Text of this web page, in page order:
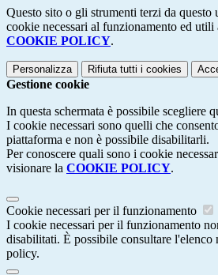
Questo sito o gli strumenti terzi da
cookie necessari al funzionamento ed
COOKIE POLICY.
Personalizza Rifiuta tutti i cookies
Gestione cookie
In questa schermata è possibile scegliere
I cookie necessari sono quelli che
piattaforma e non è possibile disabilitarli.
Per conoscere quali sono i cookie
visionare la COOKIE POLICY.
Cookie necessari per il funzionamento
I cookie necessari per il funzionamento
disabilitati. È possibile consultare l'elenco
policy.